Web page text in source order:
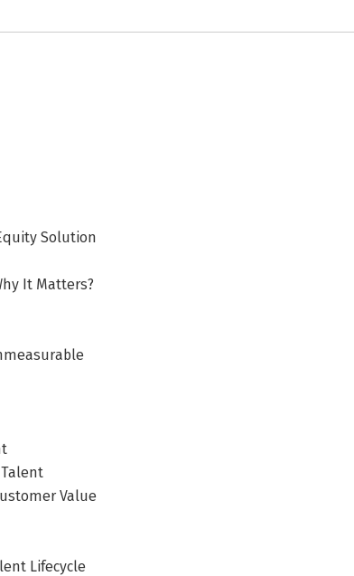
Solution
It Matters?
Value
Lifecycle